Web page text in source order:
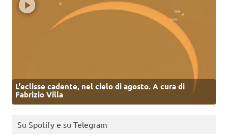
L’eclisse cadente, nel cielo di agosto. A cura di
Fabrizio Villa
Su Spotify e su Telegram